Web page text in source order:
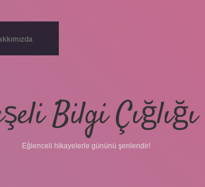
Bilgi Çığlığı
Eğlenceli hikayelerle gününü şenlendir!